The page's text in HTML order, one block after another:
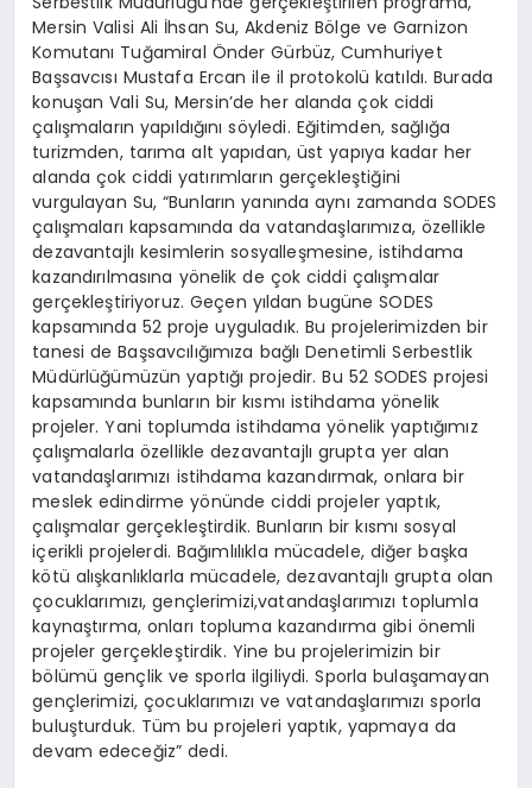
Mersin Valisi Ali İhsan Su, Akdeniz Bölge ve Garnizon
Komutanı Tuğamiral Önder Gürbüz, Cumhuriyet
Başsavcısı Mustafa Ercan ile il protokolü katıldı. Burada
konuşan Vali Su, Mersin’de her alanda çok ciddi
çalışmaların yapıldığını söyledi. Eğitimden, sağlığa
turizmden, tarıma alt yapıdan, üst yapıya kadar her
alanda çok ciddi yatırımların gerçekleştiğini
vurgulayan Su, “Bunların yanında aynı zamanda SODES
çalışmaları kapsamında da vatandaşlarımıza, özellikle
dezavantajlı kesimlerin sosyalleşmesine, istihdama
kazandırılmasına yönelik de çok ciddi çalışmalar
gerçekleştiriyoruz. Geçen yıldan bugüne SODES
kapsamında 52 proje uyguladık. Bu projelerimizden bir
tanesi de Başsavcılığımıza bağlı Denetimli Serbestlik
Müdürlüğümüzün yaptığı projedir. Bu 52 SODES projesi
kapsamında bunların bir kısmı istihdama yönelik
projeler. Yani toplumda istihdama yönelik yaptığımız
çalışmalarla özellikle dezavantajlı grupta yer alan
vatandaşlarımızı istihdama kazandırmak, onlara bir
meslek edindirme yönünde ciddi projeler yaptık,
çalışmalar gerçekleştirdik. Bunların bir kısmı sosyal
içerikli projelerdi. Bağımlılıkla mücadele, diğer başka
kötü alışkanlıklarla mücadele, dezavantajlı grupta olan
çocuklarımızı, gençlerimizi,vatandaşlarımızı toplumla
kaynaştırma, onları topluma kazandırma gibi önemli
projeler gerçekleştirdik. Yine bu projelerimizin bir
bölümü gençlik ve sporla ilgiliydi. Sporla bulaşamayan
gençlerimizi, çocuklarımızı ve vatandaşlarımızı sporla
buluşturduk. Tüm bu projeleri yaptık, yapmaya da
devam edeceğiz” dedi.